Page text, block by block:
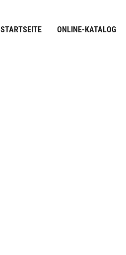
STARTSEITE ONLINE-KATALOG